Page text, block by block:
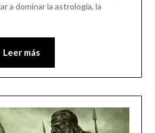
a dominar la astrología, la
Leer más